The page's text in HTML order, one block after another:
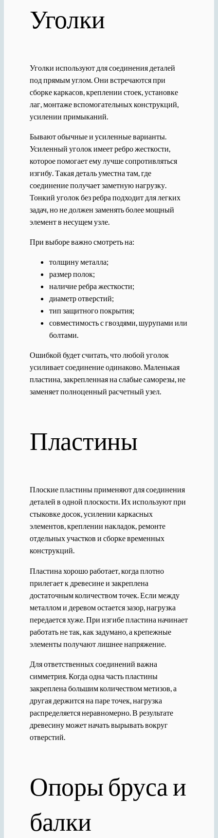
Уголки
Уголки используют для соединения деталей
под прямым углом. Они встречаются при
сборке каркасов, креплении стоек, установке
лаг, монтаже вспомогательных конструкций,
усилении примыканий.
Бывают обычные и усиленные варианты.
Усиленный уголок имеет ребро жесткости,
которое помогает ему лучше сопротивляться
изгибу. Такая деталь уместна там, где
соединение получает заметную нагрузку.
Тонкий уголок без ребра подходит для легких
задач, но не должен заменять более мощный
элемент в несущем узле.
При выборе важно смотреть на:
толщину металла;
размер полок;
наличие ребра жесткости;
диаметр отверстий;
тип защитного покрытия;
совместимость с гвоздями, шурупами или
болтами.
Ошибкой будет считать, что любой уголок
усиливает соединение одинаково. Маленькая
пластина, закрепленная на слабые саморезы, не
заменяет полноценный расчетный узел.
Пластины
Плоские пластины применяют для соединения
деталей в одной плоскости. Их используют при
стыковке досок, усилении каркасных
элементов, креплении накладок, ремонте
отдельных участков и сборке временных
конструкций.
Пластина хорошо работает, когда плотно
прилегает к древесине и закреплена
достаточным количеством точек. Если между
металлом и деревом остается зазор, нагрузка
передается хуже. При изгибе пластина начинает
работать не так, как задумано, а крепежные
элементы получают лишнее напряжение.
Для ответственных соединений важна
симметрия. Когда одна часть пластины
закреплена большим количеством метизов, а
другая держится на паре точек, нагрузка
распределяется неравномерно. В результате
древесину может начать вырывать вокруг
отверстий.
Опоры бруса и
балки